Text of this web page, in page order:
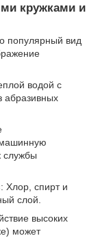
кружками и
популярный вид
водой с
абразивных
службы
: Хлор, спирт и
слой.
высоких
может